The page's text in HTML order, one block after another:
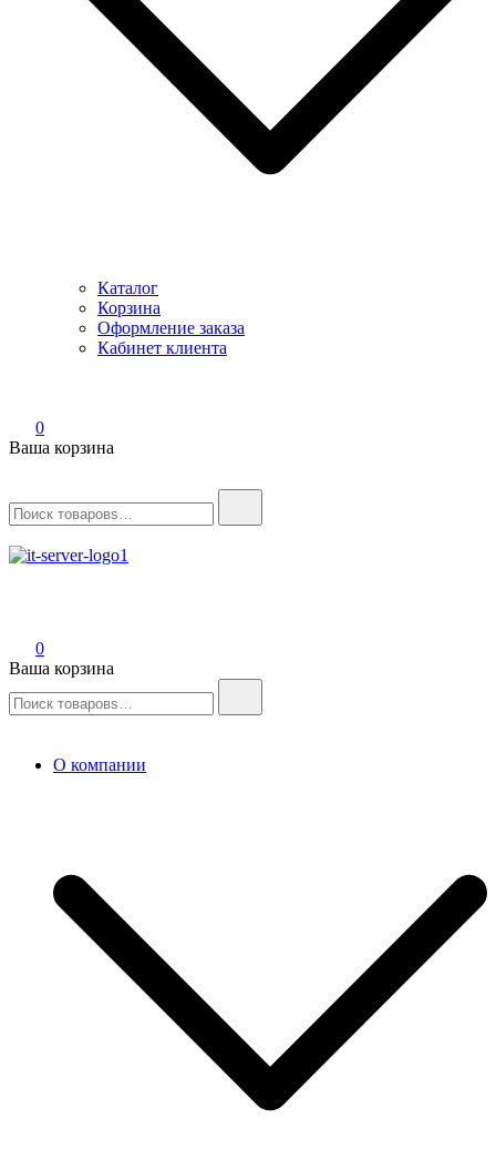
Каталог
Корзина
Оформление заказа
Кабинет клиента
0
Ваша корзина
0
Ваша корзина
О компании